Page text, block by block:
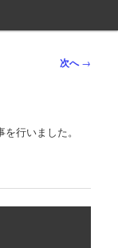
次へ→
行いました。